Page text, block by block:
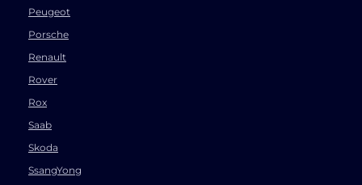
Peugeot
Porsche
Renault
Rover
Rox
Saab
Skoda
SsangYong